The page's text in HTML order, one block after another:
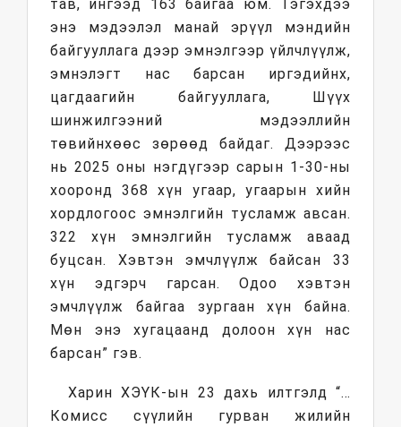
тав, ингээд 163 байгаа юм. Тэгэхдээ
энэ мэдээлэл манай эрүүл мэндийн
байгууллага дээр эмнэлгээр үйлчлүүлж,
эмнэлэгт нас барсан иргэдийнх,
цагдаагийн байгууллага, Шүүх
шинжилгээний мэдээллийн
төвийнхөөс зөрөөд байдаг. Дээрээс
нь 2025 оны нэгдүгээр сарын 1-30-ны
хооронд 368 хүн угаар, угаарын хийн
хордлогоос эмнэлгийн тусламж авсан.
322 хүн эмнэлгийн тусламж аваад
буцсан. Хэвтэн эмчлүүлж байсан 33
хүн эдгэрч гарсан. Одоо хэвтэн
эмчлүүлж байгаа зургаан хүн байна.
Мөн энэ хугацаанд долоон хүн нас
барсан” гэв.
Харин ХЭҮК-ын 23 дахь илтгэлд “…
Комисс сүүлийн гурван жилийн